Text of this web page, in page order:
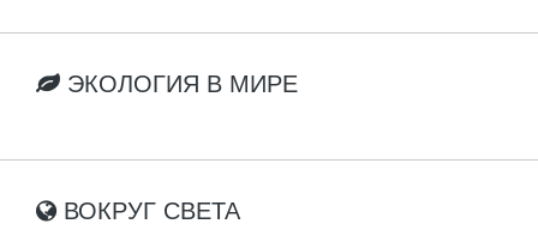
ЭКОЛОГИЯ В МИРЕ
ВОКРУГ СВЕТА